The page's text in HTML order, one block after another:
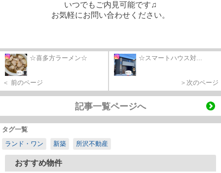
いつでもご内見可能です♫
お気軽にお問い合わせください。
☆喜多方ラーメン☆
＜ 前のページ
☆スマートハウス対...
＞次のページ
記事一覧ページへ
タグ一覧
ランド・ワン
新築 所沢不動産
おすすめ物件